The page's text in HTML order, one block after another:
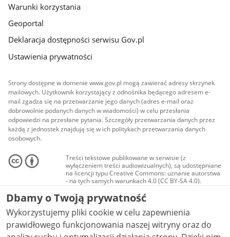
Warunki korzystania
Geoportal
Deklaracja dostępności serwisu Gov.pl
Ustawienia prywatności
Strony dostępne w domenie www.gov.pl mogą zawierać adresy skrzynek
mailowych. Użytkownik korzystający z odnośnika będącego adresem e-
mail zgadza się na przetwarzanie jego danych (adres e-mail oraz
dobrowolnie podanych danych w wiadomości) w celu przesłania
odpowiedzi na przesłane pytania. Szczegóły przetwarzania danych przez
każdą z jednostek znajdują się w ich politykach przetwarzania danych
osobowych.
Treści tekstowe publikowane w serwisie (z
wyłączeniem treści audiowizualnych), są udostępniane
na licencji typu Creative Commons: uznanie autorstwa
- na tych samych warunkach 4.0 (CC BY-SA 4.0).
Materiały audiowizualne, w tym zdjęcia, materiały
audio i wideo, są udostępniane na licencji typu
Creative Commons: uznanie autorstwa użycie
niekomercyjne - bez utworów zależnych 4.0 (CC BY-
NC-ND 4.0), o ile nie jest to stwierdzone inaczej.
Dbamy o Twoją prywatność
Wykorzystujemy pliki cookie w celu zapewnienia
prawidłowego funkcjonowania naszej witryny oraz do